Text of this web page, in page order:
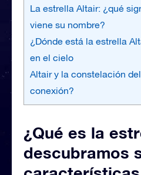
La estrella Altair: ¿qué
viene su nombre?
¿Dónde está la estrella
en el cielo
Altair y la constelación
conexión?
¿Qué es la
descubramos